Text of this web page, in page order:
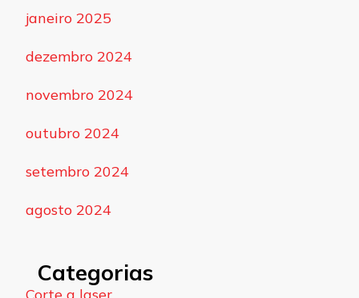
janeiro 2025
dezembro 2024
novembro 2024
outubro 2024
setembro 2024
agosto 2024
Categorias